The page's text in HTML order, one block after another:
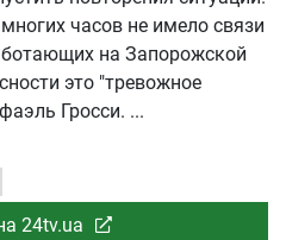
часов не имело связи
на Запорожской
это "тревожное
Гросси.
24tv.ua